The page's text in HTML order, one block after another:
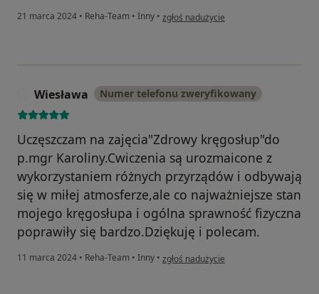
21 marca 2024 • Reha-Team • Inny • w opinii użytkownika Danuta
zgłoś nadużycie
Wiesława Numer telefonu zweryfikowany
Uczęszczam na zajęcia"Zdrowy kręgosłup"do
p.mgr Karoliny.Cwiczenia są urozmaicone z
wykorzystaniem różnych przyrządów i odbywają
się w miłej atmosferze,ale co najważniejsze stan
mojego kręgosłupa i ogólna sprawność fizyczna
poprawiły się bardzo.Dziękuję i polecam.
11 marca 2024 • Reha-Team • Inny • w opinii użytkownika Wiesława
zgłoś nadużycie